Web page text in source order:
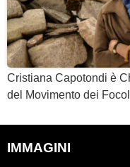
Cristiana Capotondi è
del Movimento dei
IMMAGINI